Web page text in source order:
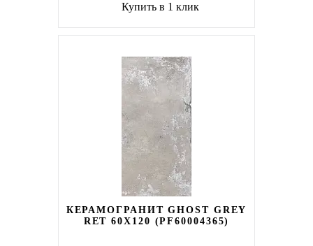
Купить в 1 клик
КЕРАМОГРАНИТ GHOST GREY
RET 60X120 (PF60004365)